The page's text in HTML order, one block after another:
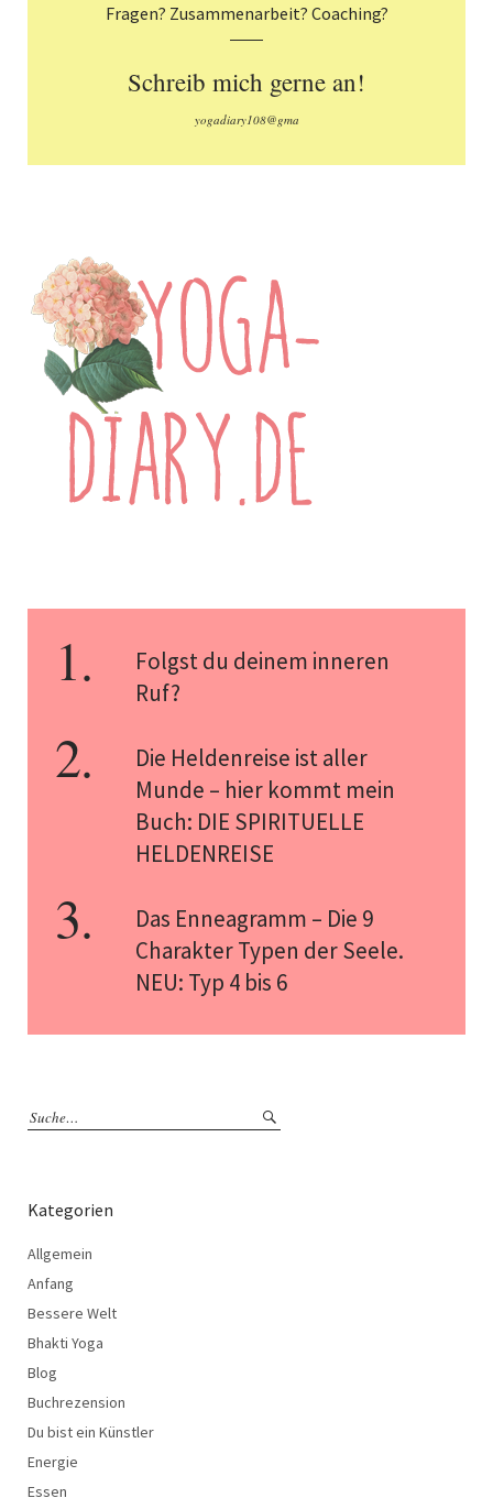
Fragen? Zusammenarbeit? Coaching?
Schreib mich gerne an!
yogadiary108@gma
Folgst du deinem inneren
Ruf?
Die Heldenreise ist aller
Munde – hier kommt mein
Buch: DIE SPIRITUELLE
HELDENREISE
Das Enneagramm – Die 9
Charakter Typen der Seele.
NEU: Typ 4 bis 6
Kategorien
Allgemein
Anfang
Bessere Welt
Bhakti Yoga
Blog
Buchrezension
Du bist ein Künstler
Energie
Essen